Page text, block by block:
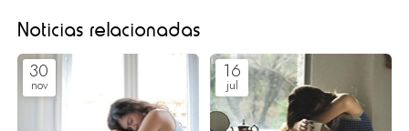
Noticias relacionadas
30
nov
16
jul